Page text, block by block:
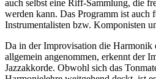
auch selbst eine Riff-Sammlung, die
werden kann. Das Programm ist auch
Instrumentalisten bzw. Komponisten
Da in der Improvisation die Harmonik
allgemein angenommen, erkennt der
Jazzakkorde. Obwohl sich das